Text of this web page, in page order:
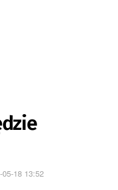
05-18 13:52